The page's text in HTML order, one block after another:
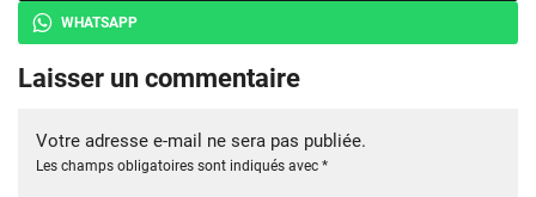
WHATSAPP
Laisser un commentaire
Votre adresse e-mail ne sera pas publiée.
Les champs obligatoires sont indiqués avec *